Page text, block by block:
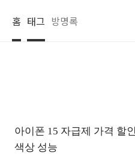
홈 태그 방명록
아이폰 15 자급제 가격 할
색상 성능